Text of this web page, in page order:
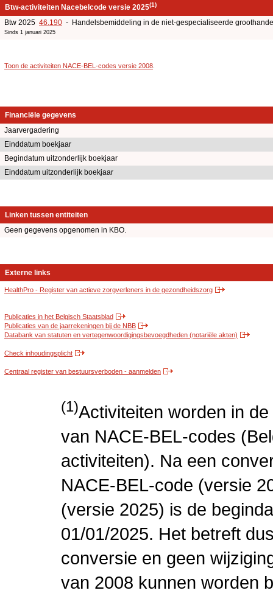
Btw-activiteiten Nacebelcode versie 2025(1)
Btw 2025 46.190 - Handelsbemiddeling in de niet-gespecialiseerde
Sinds 1 januari 2025
Toon de activiteiten NACE-BEL-codes versie 2008
Financiële gegevens
Jaarvergadering
Einddatum boekjaar
Begindatum uitzonderlijk boekjaar
Einddatum uitzonderlijk boekjaar
Linken tussen entiteiten
Geen gegevens opgenomen in KBO.
Externe links
HealthPro - Register van actieve zorgverleners in de gezondheidszorg
Publicaties in het Belgisch Staatsblad
Publicaties van de jaarrekeningen bij de NBB
Databank van statuten en vertegenwoordigingsbevoegdheden (notariële akten)
Check inhoudingsplicht
Centraal register van bestuursverboden - aanmelden
(1)Activiteiten worden in
van NACE-BEL-codes
activiteiten). Na een
NACE-BEL-code (versie
(versie 2025) is de
01/01/2025. Het betreft
conversie en geen
van 2008 kunnen worden